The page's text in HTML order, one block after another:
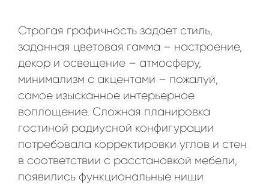
Строгая графичность задает стиль,
заданная цветовая гамма – настроение,
декор и освещение – атмосферу,
минимализм с акцентами – пожалуй,
самое изысканное интерьерное
воплощение. Сложная планировка
гостиной радиусной конфигурации
потребовала корректировки углов и стен
в соответствии с расстановкой мебели,
появились функциональные ниши